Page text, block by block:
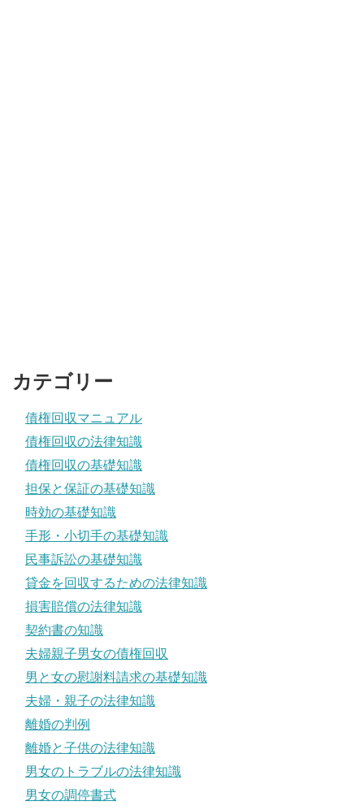
カテゴリー
債権回収マニュアル
債権回収の法律知識
債権回収の基礎知識
担保と保証の基礎知識
時効の基礎知識
手形・小切手の基礎知識
民事訴訟の基礎知識
貸金を回収するための法律知識
損害賠償の法律知識
契約書の知識
夫婦親子男女の債権回収
男と女の慰謝料請求の基礎知識
夫婦・親子の法律知識
離婚の判例
離婚と子供の法律知識
男女のトラブルの法律知識
男女の調停書式